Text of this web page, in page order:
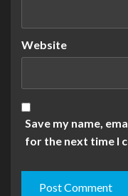
Website
Save my name,
for the next time I